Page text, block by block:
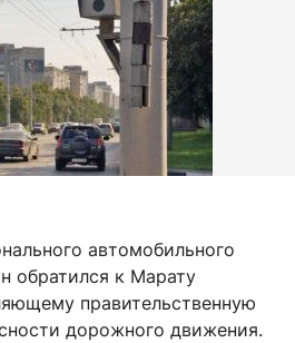
автомобильного
обратился к Марату
правительственную
дорожного движения.